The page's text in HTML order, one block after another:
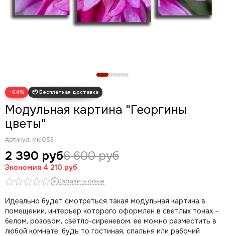
Новогодние картины
Для кухни
−64%
Модульная картина "Георгины
цветы"
Артикул: мк1053
2 390 руб6 600 руб
Экономия 4 210 руб
Оставить отзыв
Идеально будет смотреться такая модульная картина в
помещении, интерьер которого оформлен в светлых тонах –
белом, розовом, светло-сиреневом. ее можно разместить в
любой комнате, будь то гостиная, спальня или рабочий